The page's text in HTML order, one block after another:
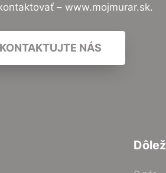
– www.mojmurar.sk.
KONTAKTUJTE NÁS